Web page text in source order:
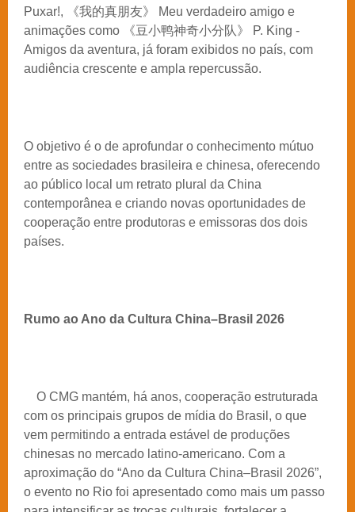
Puxar!,
《我的真朋友》
Meu verdadeiro amigo e
animações como
《豆小鸭神奇小分队》
P. King -
Amigos da aventura, já foram exibidos no país, com
audiência crescente e ampla repercussão.
O objetivo é o de aprofundar o conhecimento mútuo
entre as sociedades brasileira e chinesa, oferecendo
ao público local um retrato plural da China
contemporânea e criando novas oportunidades de
cooperação entre produtoras e emissoras dos dois
países.
Rumo ao Ano da Cultura China–Brasil 2026
O CMG mantém, há anos, cooperação estruturada
com os principais grupos de mídia do Brasil, o que
vem permitindo a entrada estável de produções
chinesas no mercado latino-americano. Com a
aproximação do “Ano da Cultura China–Brasil 2026”,
o evento no Rio foi apresentado como mais um passo